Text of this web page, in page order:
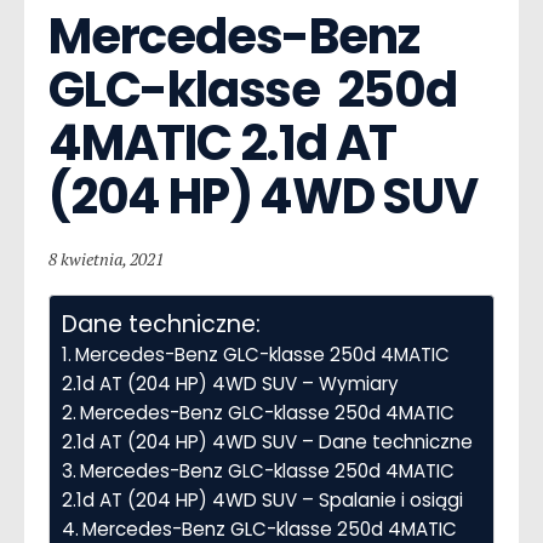
Mercedes-Benz
GLC-klasse  250d
4MATIC 2.1d AT
(204 HP) 4WD SUV
8 kwietnia, 2021
Dane techniczne:
Mercedes-Benz GLC-klasse 250d 4MATIC
2.1d AT (204 HP) 4WD SUV – Wymiary
Mercedes-Benz GLC-klasse 250d 4MATIC
2.1d AT (204 HP) 4WD SUV – Dane techniczne
Mercedes-Benz GLC-klasse 250d 4MATIC
2.1d AT (204 HP) 4WD SUV – Spalanie i osiągi
Mercedes-Benz GLC-klasse 250d 4MATIC